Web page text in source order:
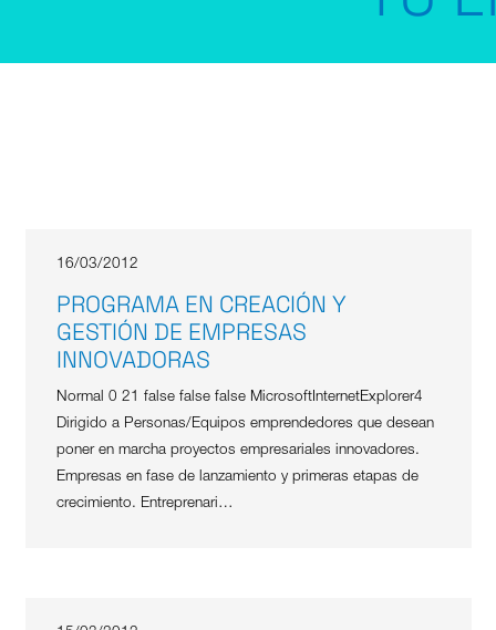
16/03/2012
PROGRAMA EN CREACIÓN Y
GESTIÓN DE EMPRESAS
INNOVADORAS
Normal 0 21 false false false MicrosoftInternetExplorer4
Dirigido a Personas/Equipos emprendedores que desean
poner en marcha proyectos empresariales innovadores.
Empresas en fase de lanzamiento y primeras etapas de
crecimiento. Entreprenari…